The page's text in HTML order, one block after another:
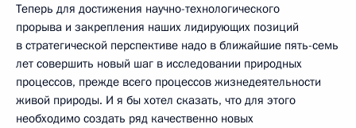
Теперь для достижения научно-технологического
прорыва и закрепления наших лидирующих позиций
в стратегической перспективе надо в ближайшие пять-семь
лет совершить новый шаг в исследовании природных
процессов, прежде всего процессов жизнедеятельности
живой природы. И я бы хотел сказать, что для этого
необходимо создать ряд качественно новых